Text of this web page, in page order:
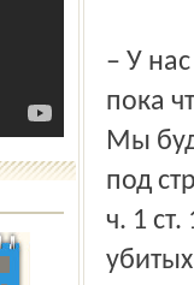
– У
пока
Мы
под
ч. 1